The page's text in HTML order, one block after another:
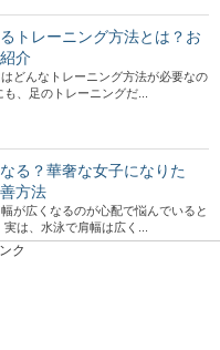
トレーニング方法とは？お
介
どんなトレーニング方法が必要なの
、足のトレーニングだ...
る？華奢な女子になりた
方法
が広くなるのが心配で悩んでいると
は、水泳で肩幅は広く...
ク